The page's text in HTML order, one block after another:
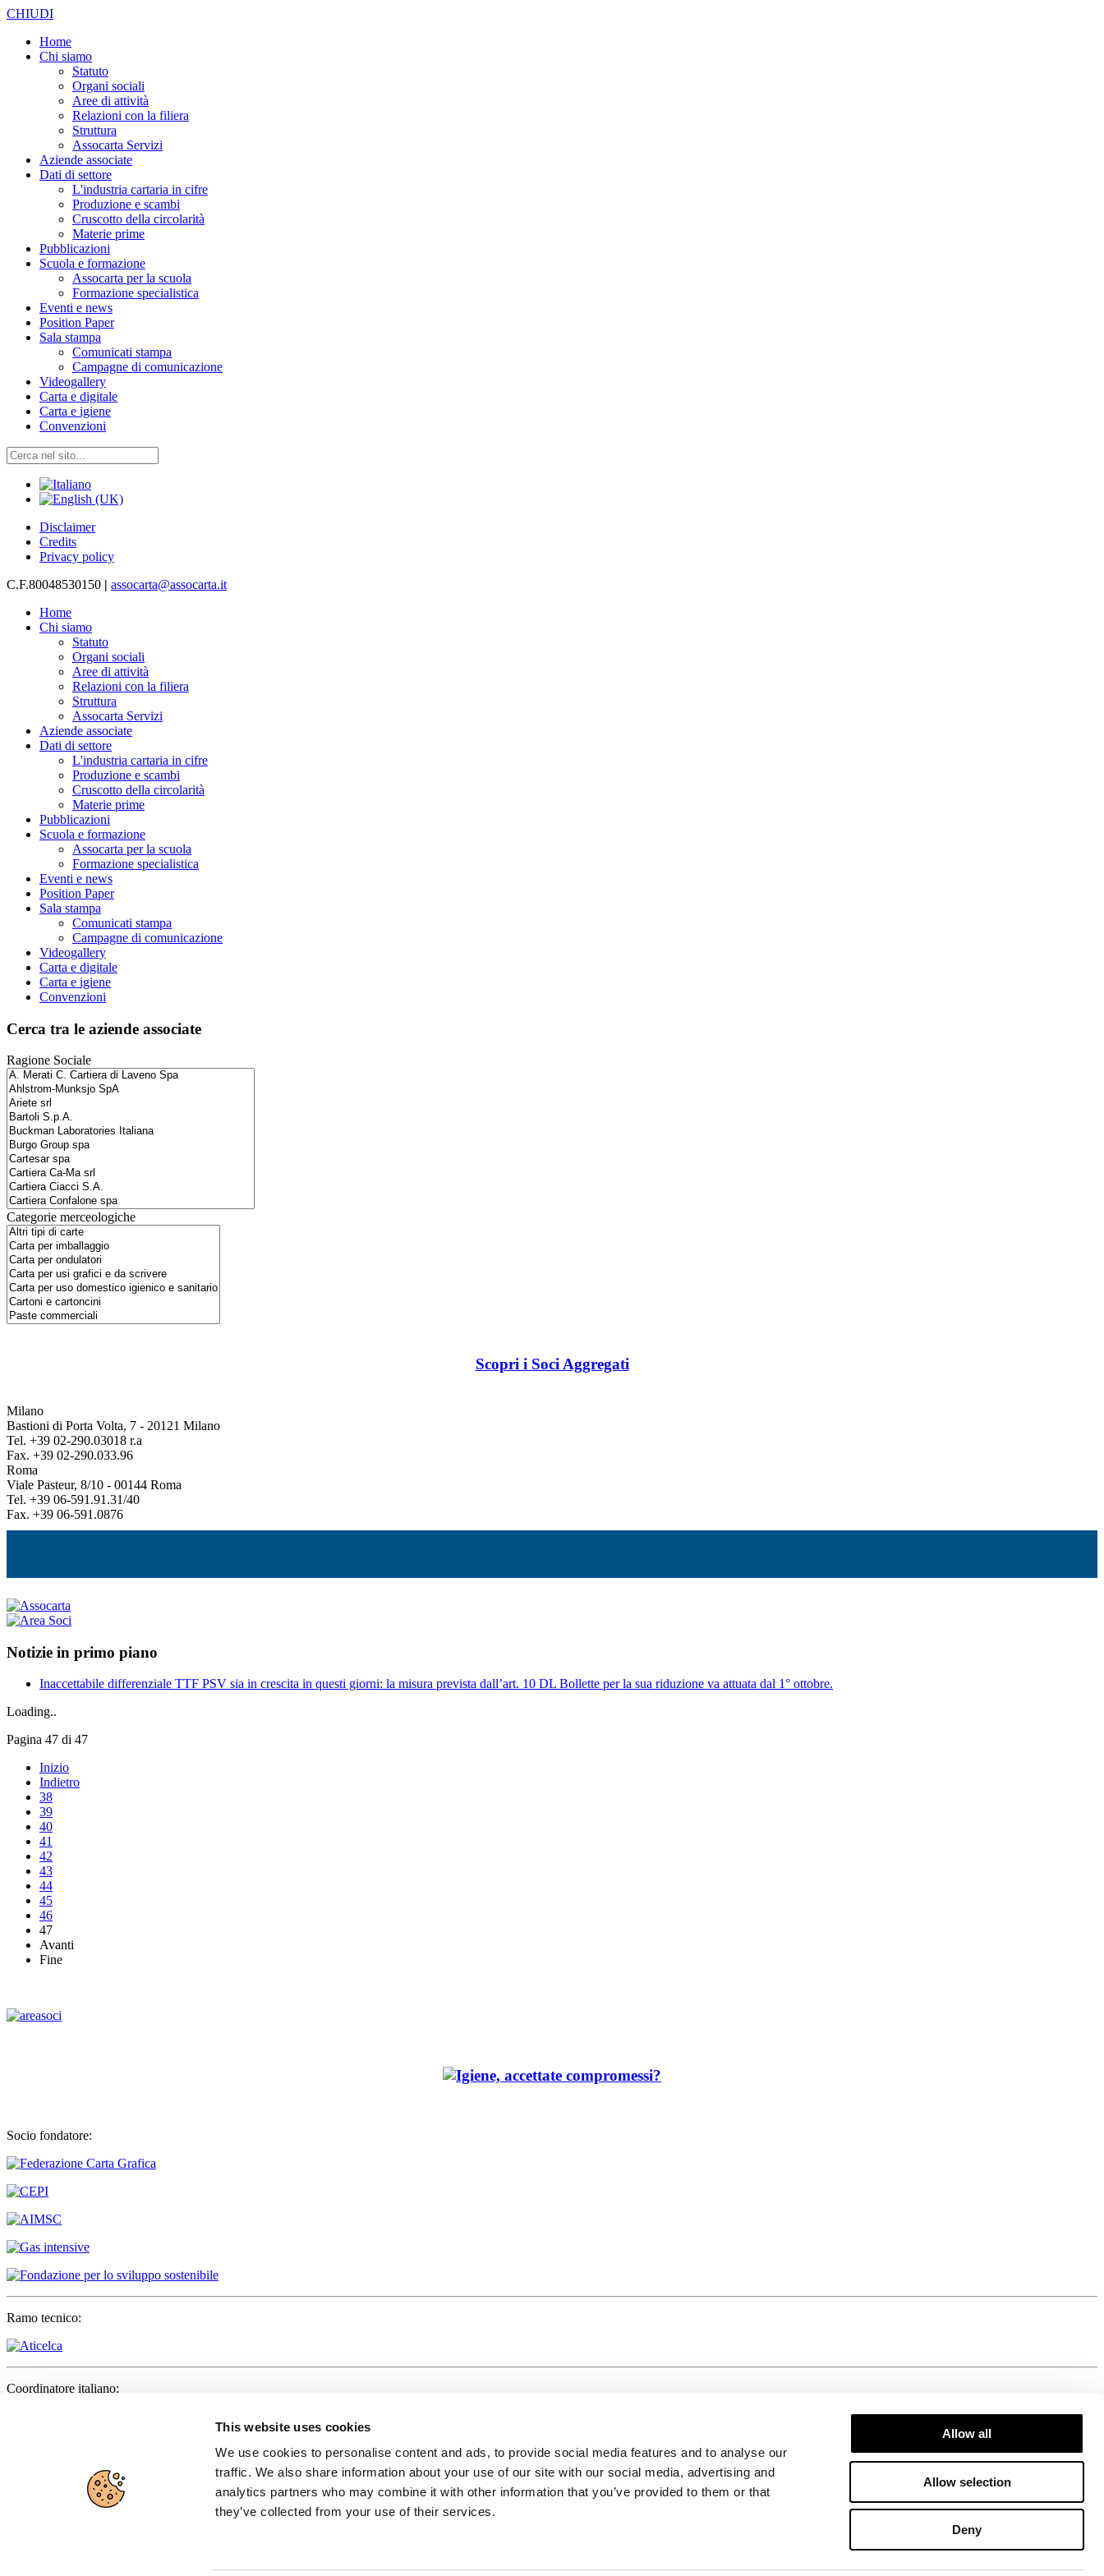
This website uses cookies
We use cookies to personalise content and ads, to provide social media features and to analyse our
traffic. We also share information about your use of our site with our social media, advertising and
analytics partners who may combine it with other information that you’ve provided to them or that
they’ve collected from your use of their services.
Allow all
Allow selection
Deny
CHIUDI
Home
Chi siamo
Statuto
Organi sociali
Aree di attività
Relazioni con la filiera
Struttura
Assocarta Servizi
Aziende associate
Dati di settore
L'industria cartaria in cifre
Produzione e scambi
Cruscotto della circolarità
Materie prime
Pubblicazioni
Scuola e formazione
Assocarta per la scuola
Formazione specialistica
Eventi e news
Position Paper
Sala stampa
Comunicati stampa
Campagne di comunicazione
Videogallery
Carta e digitale
Carta e igiene
Convenzioni
Disclaimer
Credits
Privacy policy
C.F.80048530150 | assocarta@assocarta.it
Home
Chi siamo
Statuto
Organi sociali
Aree di attività
Relazioni con la filiera
Struttura
Assocarta Servizi
Aziende associate
Dati di settore
L'industria cartaria in cifre
Produzione e scambi
Cruscotto della circolarità
Materie prime
Pubblicazioni
Scuola e formazione
Assocarta per la scuola
Formazione specialistica
Eventi e news
Position Paper
Sala stampa
Comunicati stampa
Campagne di comunicazione
Videogallery
Carta e digitale
Carta e igiene
Convenzioni
Cerca tra le aziende associate
Ragione Sociale
Categorie merceologiche
Scopri i Soci Aggregati
Milano
Bastioni di Porta Volta, 7 - 20121 Milano
Tel. +39 02-290.03018 r.a
Fax. +39 02-290.033.96
Roma
Viale Pasteur, 8/10 - 00144 Roma
Tel. +39 06-591.91.31/40
Fax. +39 06-591.0876
Notizie in primo piano
Inaccettabile differenziale TTF PSV sia in crescita in questi giorni: la misura prevista dall’art. 10 DL Bollette per la sua riduzione va attuata dal 1° ottobre.
Loading..
Pagina 47 di 47
Inizio
Indietro
38
39
40
41
42
43
44
45
46
47
Avanti
Fine
Socio fondatore:
Ramo tecnico:
Coordinatore italiano: